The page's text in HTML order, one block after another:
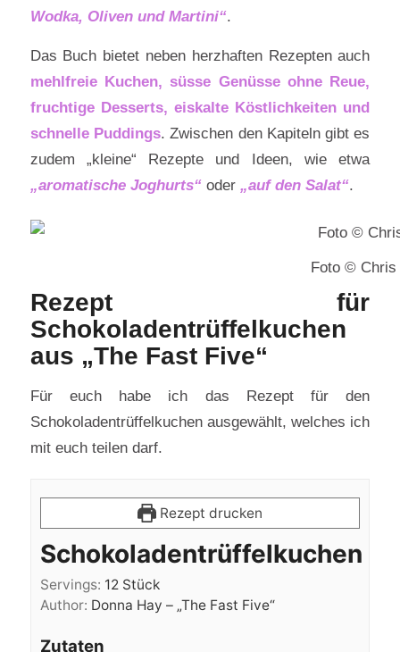
Wodka, Oliven und Martini“.
Das Buch bietet neben herzhaften Rezepten auch
mehlfreie Kuchen, süsse Genüsse ohne Reue,
fruchtige Desserts, eiskalte Köstlichkeiten und
schnelle Puddings. Zwischen den Kapiteln gibt es
zudem „kleine“ Rezepte und Ideen, wie etwa
„aromatische Joghurts“ oder„auf den Salat“.
Foto © Chris
Rezept für
Schokoladentrüffelkuchen
aus „The Fast Five“
Für euch habe ich das Rezept für den
Schokoladentrüffelkuchen ausgewählt, welches ich
mit euch teilen darf.
Rezept drucken
Schokoladentrüffelkuchen
Servings: 12 Stück
Author: Donna Hay – „The Fast Five“
Zutaten